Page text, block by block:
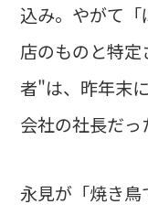
込み。やがて
店のものと特
者"は、昨年末
会社の社長だっ
永見が「焼き